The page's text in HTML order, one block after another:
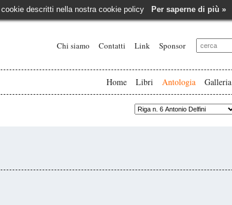
descritti nella nostra cookie policy Per saperne di più »
Chi siamo Contatti Link Sponsor
Home Libri Antologia Galleria